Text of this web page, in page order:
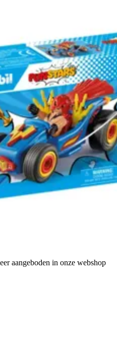
aangeboden in onze webshop